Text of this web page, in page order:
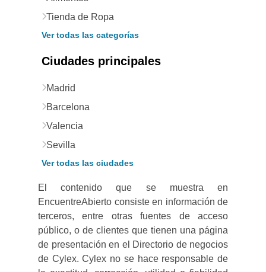
Tienda de Ropa
Ver todas las categorías
Ciudades principales
Madrid
Barcelona
Valencia
Sevilla
Ver todas las ciudades
El contenido que se muestra en
EncuentreAbierto consiste en información de
terceros, entre otras fuentes de acceso
público, o de clientes que tienen una página
de presentación en el Directorio de negocios
de Cylex. Cylex no se hace responsable de